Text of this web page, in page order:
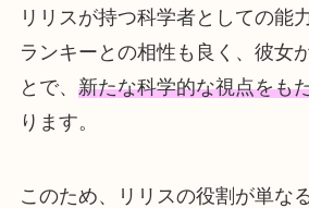
リリスが持つ科学者としての能
ランキーとの相性も良く、彼女
とで、 新たな科学的な視点をも
ります。
このため、リリスの役割が単な